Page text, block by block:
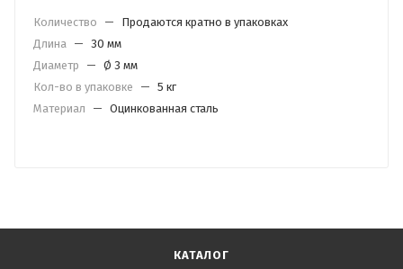
Количество —
Продаются кратно в упаковках
Длина — 30 мм
Диаметр
— Ø 3 мм
Кол-во в упаковке
— 5 кг
Материал
— Оцинкованная сталь
КАТАЛОГ